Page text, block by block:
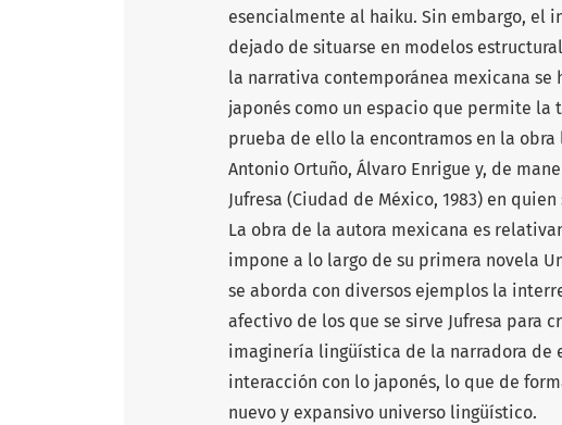
esencialmente al haiku. Sin embargo, el
dejado de situarse en modelos
la narrativa contemporánea mexicana
japonés como un espacio que permite la
prueba de ello la encontramos en la
Antonio Ortuño, Álvaro Enrigue y, de
Jufresa (Ciudad de México, 1983) en
La obra de la autora mexicana es
impone a lo largo de su primera novela
se aborda con diversos ejemplos la
afectivo de los que se sirve Jufresa para
imaginería lingüística de la narradora de
interacción con lo japonés, lo que de
nuevo y expansivo universo lingüístico.